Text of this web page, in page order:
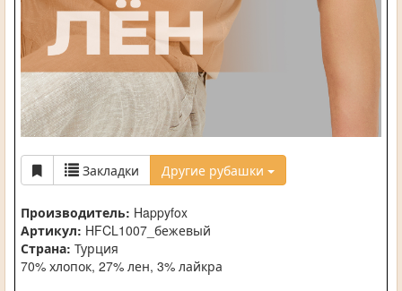
Закладки Другие рубашки
Производитель: Happyfox
Артикул: HFCL1007_бежевый
Страна: Турция
70% хлопок, 27% лен, 3% лайкра